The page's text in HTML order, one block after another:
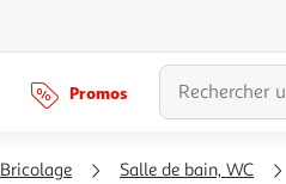
Promos
Bricolage Salle de bain, WC